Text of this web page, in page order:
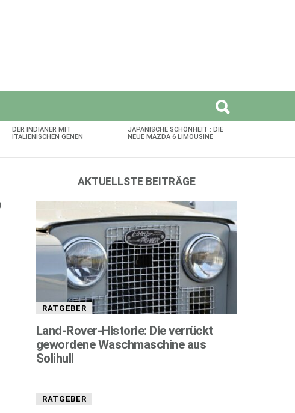
DER INDIANER MIT
ITALIENISCHEN GENEN
JAPANISCHE SCHÖNHEIT : DIE
NEUE MAZDA 6 LIMOUSINE
AKTUELLSTE BEITRÄGE
RATGEBER
Land-Rover-Historie: Die verrückt
gewordene Waschmaschine aus
Solihull
RATGEBER